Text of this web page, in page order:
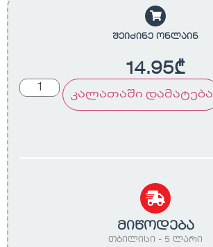
შეიძინე ონლაინ
14.95₾
კალათაში დამატება
მიწოდება
თბილისი - 5 ლარი